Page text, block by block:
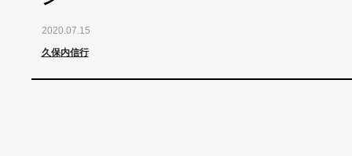
2020.07.15
久保内信行